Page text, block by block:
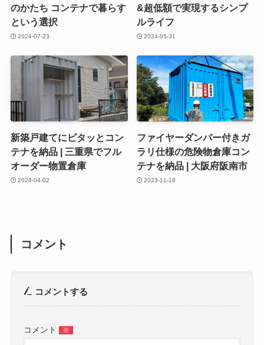
のかたち コンテナで暮らす
という選択
2024-07-23
&超低額で実現するシンプ
ルライフ
2024-05-31
新築戸建てにピタッとコン
テナを納品 | 三重県でフル
オーダー物置倉庫
2024-04-02
ファイヤーダンパー付きガ
ラリ仕様の危険物倉庫コン
テナを納品 | 大阪府阪南市
2023-11-18
コメント
コメントする
コメント ※